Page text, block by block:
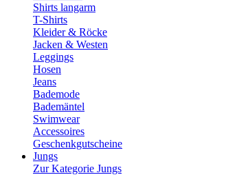
Shirts langarm
T-Shirts
Kleider & Röcke
Jacken & Westen
Leggings
Hosen
Jeans
Bademode
Bademäntel
Swimwear
Accessoires
Geschenkgutscheine
Jungs
Zur Kategorie Jungs